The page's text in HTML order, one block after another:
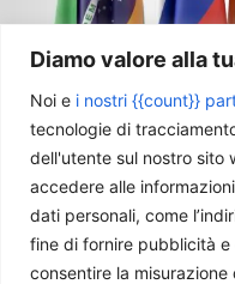
Diamo valore alla
Noi e i nostri {{count}}
tecnologie di
dell'utente sul nostro sito
accedere alle
dati personali, come
fine di fornire pubblicità
consentire la
BRICS e valute digitali:
monetaria globale